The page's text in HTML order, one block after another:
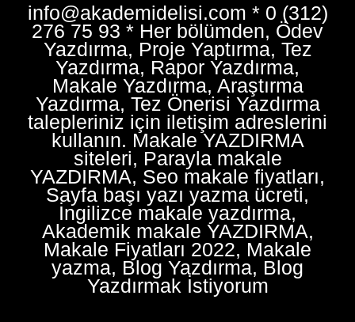
info@akademidelisi.com * 0 (312)
276 75 93 * Her bölümden, Ödev
Yazdırma, Proje Yaptırma, Tez
Yazdırma, Rapor Yazdırma,
Makale Yazdırma, Araştırma
Yazdırma, Tez Önerisi Yazdırma
talepleriniz için iletişim adreslerini
kullanın. Makale YAZDIRMA
siteleri, Parayla makale
YAZDIRMA, Seo makale fiyatları,
Sayfa başı yazı yazma ücreti,
İngilizce makale yazdırma,
Akademik makale YAZDIRMA,
Makale Fiyatları 2022, Makale
yazma, Blog Yazdırma, Blog
Yazdırmak İstiyorum